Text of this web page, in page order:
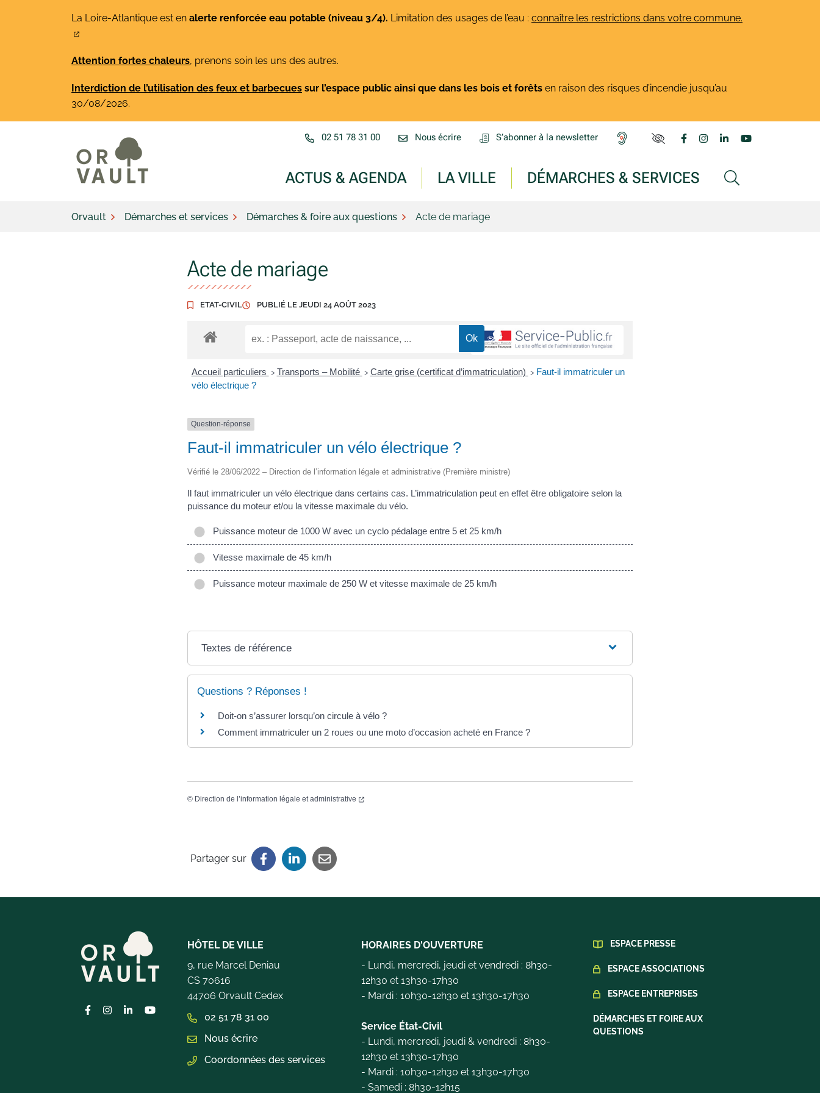
La Loire-Atlantique est en alerte renforcée eau potable (niveau 3/4). Limitation des usages de l’eau : connaître les restrictions dans votre commune.
Attention fortes chaleurs, prenons soin les uns des autres.
Interdiction de l’utilisation des feux et barbecues sur l’espace public ainsi que dans les bois et forêts en raison des risques d’incendie jusqu’au
30/08/2026.
02 51 78 31 00 Nous écrire S’abonner à la newsletter Lien vers le compte Facebook
Lien vers le compte
Lien vers le compte
Lien vers la
ACTUS & AGENDA LA VILLE DÉMARCHES & SERVICES
AFFICHER LA
Orvault Démarches et services Démarches & foire aux questions Acte de mariage
Acte de mariage
ETAT-CIVIL PUBLIÉ LE JEUDI 24 AOÛT 2023
Accueil particuliers > Transports – Mobilité > Carte grise (certificat d’immatriculation) > Faut-il immatriculer un
vélo électrique ?
Question-réponse
Faut-il immatriculer un vélo électrique ?
Vérifié le 28/06/2022 – Direction de l’information légale et administrative (Première ministre)
Il faut immatriculer un vélo électrique dans certains cas. L’immatriculation peut en effet être obligatoire selon la
puissance du moteur et/ou la vitesse maximale du vélo.
Puissance moteur de 1000 W avec un cyclo pédalage entre 5 et 25 km/h
Vitesse maximale de 45 km/h
Puissance moteur maximale de 250 W et vitesse maximale de 25 km/h
Textes de référence
Questions ? Réponses !
Doit-on s’assurer lorsqu’on circule à vélo ?
Comment immatriculer un 2 roues ou une moto d’occasion acheté en France ?
© Direction de l’information légale et administrative
Partager sur
Lien vers le compte Facebook
Lien vers le compte Instagram
Lien vers le compte Linkedin
Lien vers la chaîne Youtube
HÔTEL DE VILLE
9, rue Marcel Deniau
CS 70616
44706 Orvault Cedex
02 51 78 31 00
Nous écrire
Coordonnées des services
HORAIRES D'OUVERTURE
- Lundi, mercredi, jeudi et vendredi : 8h30-
12h30 et 13h30-17h30
- Mardi : 10h30-12h30 et 13h30-17h30
Service État-Civil
- Lundi, mercredi, jeudi & vendredi : 8h30-
12h30 et 13h30-17h30
- Mardi : 10h30-12h30 et 13h30-17h30
- Samedi : 8h30-12h15
ESPACE PRESSE
ESPACE ASSOCIATIONS
ESPACE ENTREPRISES
DÉMARCHES ET FOIRE AUX
QUESTIONS